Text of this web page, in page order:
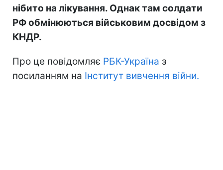
нібито на лікування. Однак там солдати
РФ обмінюються військовим досвідом з
КНДР.
Про це повідомляє РБК-Україна з
посиланням на Інститут вивчення війни.